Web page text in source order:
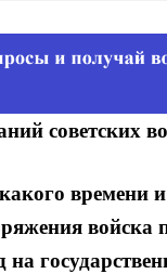
советских
времени и
войска
на